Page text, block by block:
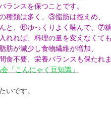
ランスを保つことです。
類は多く、③脂肪は控えめ、
と、⑥ゆっくりよく噛んで、⑦
れれば、料理の量を変えなくて
肪が減少し食物繊維が増加、
食不要、栄養バランスも保たれ
「こんにゃく豆知識」
いです。